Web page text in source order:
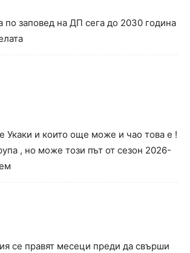
по заповед на ДП сега до 2030 година
Укаки и които още може и чао това е !
, но може този път от сезон 2026-
се правят месеци преди да свърши